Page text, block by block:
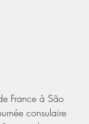
France à São
consulaire